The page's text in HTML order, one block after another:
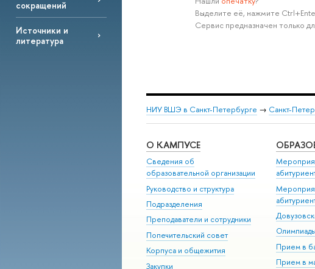
сокращений
Источники и
литература
Выделите её, нажмите
Сервис предназначен только
НИУ ВШЭ в Санкт-Петербурге → Санкт-
О КАМПУСЕ
Сведения об
образовательной организации
Руководство и структура
Подразделения
Преподаватели и сотрудники
Попечительский совет
Корпуса и общежития
Закупки
Олимпиады
Прием в
Прием в